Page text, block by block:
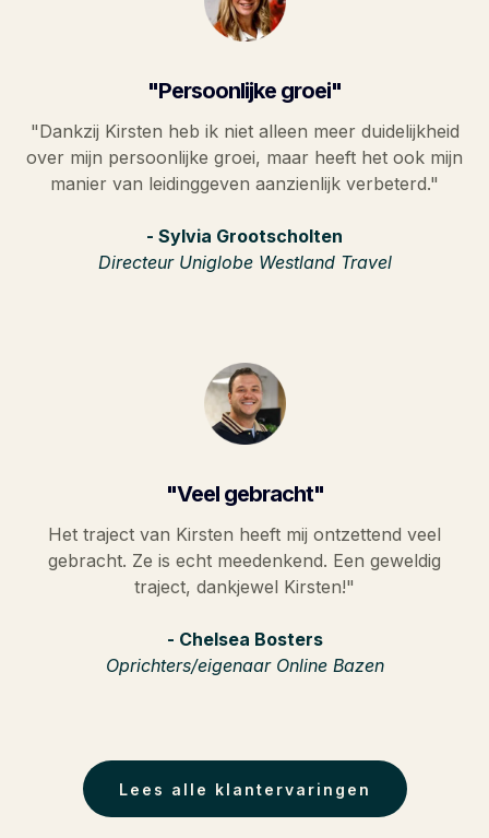
"Persoonlijke groei"
"Dankzij Kirsten heb ik niet alleen meer duidelijkheid
over mijn persoonlijke groei, maar heeft het ook mijn
manier van leidinggeven aanzienlijk verbeterd."
- Sylvia Grootscholten
Directeur Uniglobe Westland Travel
"Veel gebracht"
Het traject van Kirsten heeft mij ontzettend veel
gebracht. Ze is echt meedenkend. Een geweldig
traject, dankjewel Kirsten!"
- Chelsea Bosters
Oprichters/eigenaar Online Bazen
Lees alle klantervaringen